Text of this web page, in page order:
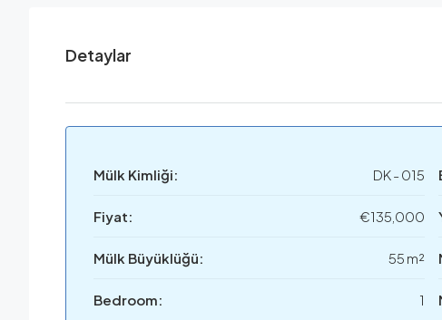
Detaylar
Mülk Kimliği: DK - 015
Fiyat: €135,000
Mülk Büyüklüğü: 55 m²
Bedroom: 1